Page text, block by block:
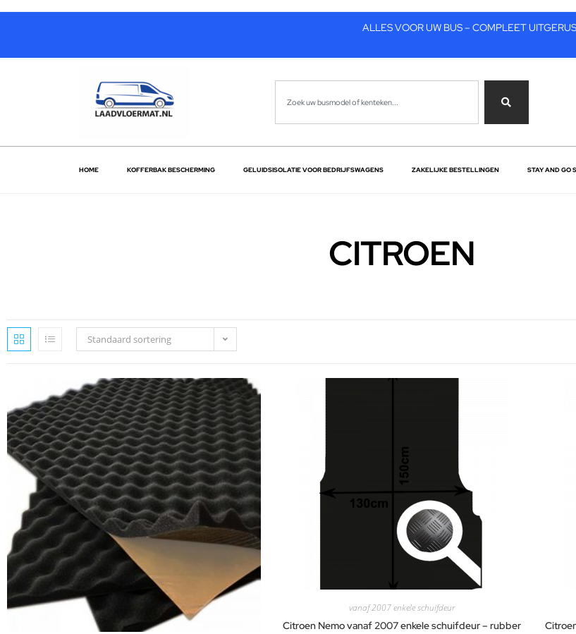
ALLES VOOR UW BUS – COMPLEET
HOME KOFFERBAK BESCHERMING GELUIDSISOLATIE VOOR BEDRIJFSWAGENS ZAKELIJKE BESTELLINGEN STAY AND GO
CITROEN
Standaard sortering
vanaf 2007 enkele schuifdeur
Citroen Nemo vanaf 2007 enkele schuifdeur – rubber